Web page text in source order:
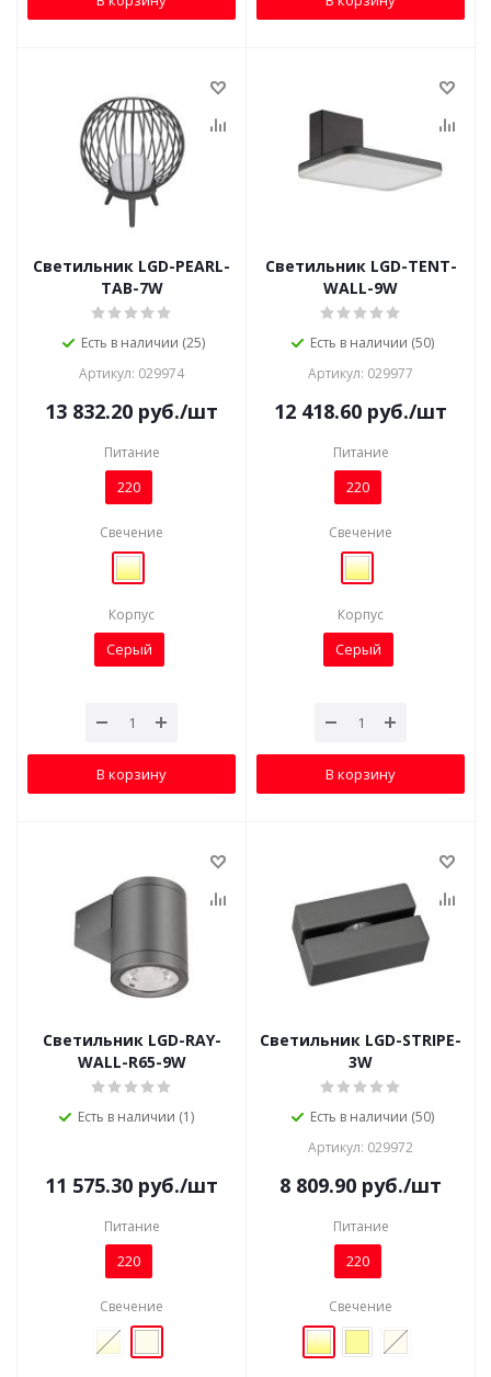
Светильник LGD-PEARL-
TAB-7W
Есть в наличии (25)
Артикул: 029974
13 832.20 руб./шт
Питание
220
Свечение
Корпус
Серый
В корзину
Светильник LGD-TENT-
WALL-9W
Есть в наличии (50)
Артикул: 029977
12 418.60 руб./шт
Питание
220
Свечение
Корпус
Серый
В корзину
Светильник LGD-RAY-
WALL-R65-9W
Есть в наличии (1)
11 575.30 руб./шт
Питание
220
Свечение
Светильник LGD-STRIPE-
3W
Есть в наличии (50)
Артикул: 029972
8 809.90 руб./шт
Питание
220
Свечение